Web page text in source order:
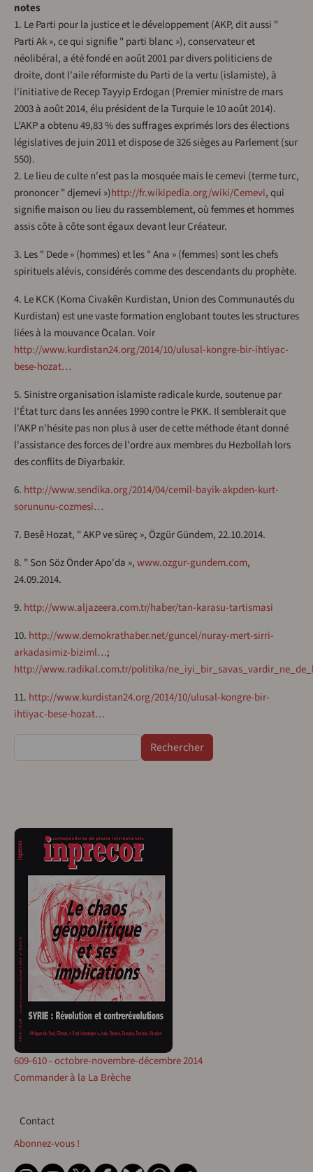
notes
1. Le Parti pour la justice et le développement (AKP, dit aussi "
Parti Ak », ce qui signifie " parti blanc »), conservateur et
néolibéral, a été fondé en août 2001 par divers politiciens de
droite, dont l'aile réformiste du Parti de la vertu (islamiste), à
l'initiative de Recep Tayyip Erdogan (Premier ministre de mars
2003 à août 2014, élu président de la Turquie le 10 août 2014).
L'AKP a obtenu 49,83 % des suffrages exprimés lors des élections
législatives de juin 2011 et dispose de 326 sièges au Parlement (sur
550).
2. Le lieu de culte n'est pas la mosquée mais le cemevi (terme turc,
prononcer " djemevi »)http://fr.wikipedia.org/wiki/Cemevi, qui
signifie maison ou lieu du rassemblement, où femmes et hommes
assis côte à côte sont égaux devant leur Créateur.
3. Les " Dede » (hommes) et les " Ana » (femmes) sont les chefs
spirituels alévis, considérés comme des descendants du prophète.
4. Le KCK (Koma Civakên Kurdistan, Union des Communautés du
Kurdistan) est une vaste formation englobant toutes les structures
liées à la mouvance Öcalan. Voir
http://www.kurdistan24.org/2014/10/ulusal-kongre-bir-ihtiyac-
bese-hozat…
5. Sinistre organisation islamiste radicale kurde, soutenue par
l'État turc dans les années 1990 contre le PKK. Il semblerait que
l'AKP n'hésite pas non plus à user de cette méthode étant donné
l'assistance des forces de l'ordre aux membres du Hezbollah lors
des conflits de Diyarbakir.
6. http://www.sendika.org/2014/04/cemil-bayik-akpden-kurt-
sorununu-cozmesi…
7. Besê Hozat, " AKP ve süreç », Özgür Gündem, 22.10.2014.
8. " Son Söz Önder Apo'da »,www.ozgur-gundem.com,
24.09.2014.
9. http://www.aljazeera.com.tr/haber/tan-karasu-tartismasi
10. http://www.demokrathaber.net/guncel/nuray-mert-sirri-
arkadasimiz-biziml…;
http://www.radikal.com.tr/politika/
11. http://www.kurdistan24.org/2014/10/ulusal-kongre-bir-
ihtiyac-bese-hozat…
609-610 - octobre-novembre-décembre 2014
Commander à la La Brèche
Contact
Contact
Abonnez-vous !